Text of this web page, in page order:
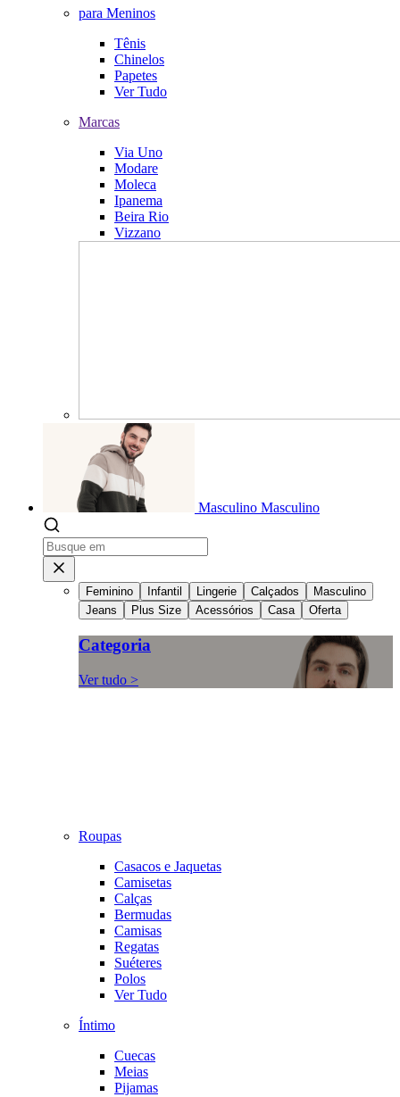
para Meninos
Tênis
Chinelos
Papetes
Ver Tudo
Marcas
Via Uno
Modare
Moleca
Ipanema
Beira Rio
Vizzano
Masculino Masculino
Feminino Infantil Lingerie Calçados
Masculino
Jeans
Plus Size Acessórios Casa Oferta
Categoria
Ver tudo >
Roupas
Casacos e Jaquetas
Camisetas
Calças
Bermudas
Camisas
Regatas
Suéteres
Polos
Ver Tudo
Íntimo
Cuecas
Meias
Pijamas